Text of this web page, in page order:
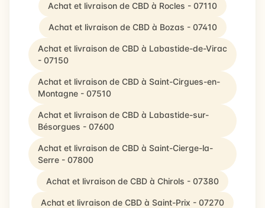
Achat et livraison de CBD à Rocles - 07110
Achat et livraison de CBD à Bozas - 07410
Achat et livraison de CBD à Labastide-de-Virac
- 07150
Achat et livraison de CBD à Saint-Cirgues-en-
Montagne - 07510
Achat et livraison de CBD à Labastide-sur-
Bésorgues - 07600
Achat et livraison de CBD à Saint-Cierge-la-
Serre - 07800
Achat et livraison de CBD à Chirols - 07380
Achat et livraison de CBD à Saint-Prix - 07270